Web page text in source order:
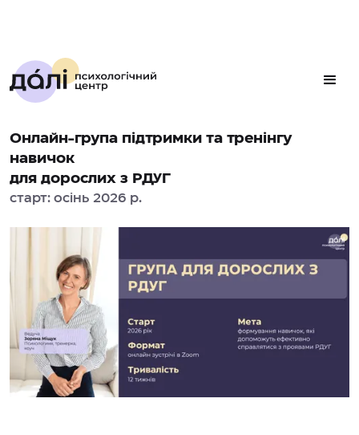
Онлайн-група підтримки та тренінгу
навичок
для дорослих з РДУГ
старт: осінь 2026 р.